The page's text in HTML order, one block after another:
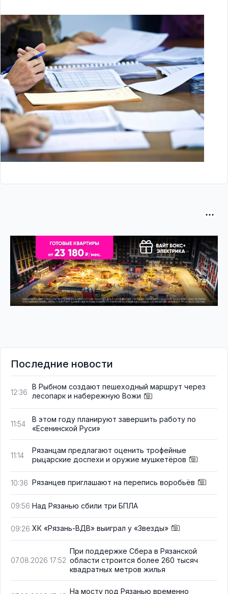
Последние новости
12:36
В Рыбном создают пешеходный маршрут через
лесопарк и набережную Вожи
11:54
В этом году планируют завершить работу по
«Есенинской Руси»
11:14
Рязанцам предлагают оценить трофейные
рыцарские доспехи и оружие мушкетёров
10:36 Рязанцев приглашают на перепись воробьёв
09:56 Над Рязанью сбили три БПЛА
09:26 ХК «Рязань-ВДВ» выиграл у «Звезды»
07.08.2026 17:52
При поддержке Сбера в Рязанской
области строится более 260 тысяч
квадратных метров жилья
На мосту под Рязанью временно